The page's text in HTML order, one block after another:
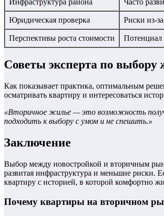
Инфраструктура района Часто
Юридическая проверка Риски из-
Перспективы роста стоимости Потенциал
Советы эксперта по
Как показывает практика, оптимальным
осматривать квартиру и интересоваться
«Вторичное жилье — это возможность
подходить к выбору с умом и не спешить.»
Заключение
Выбор между новостройкой и вторичным
развитая инфраструктура и меньшие риски.
квартиру с историей, в которой комфортно
Почему квартиры на вторичном